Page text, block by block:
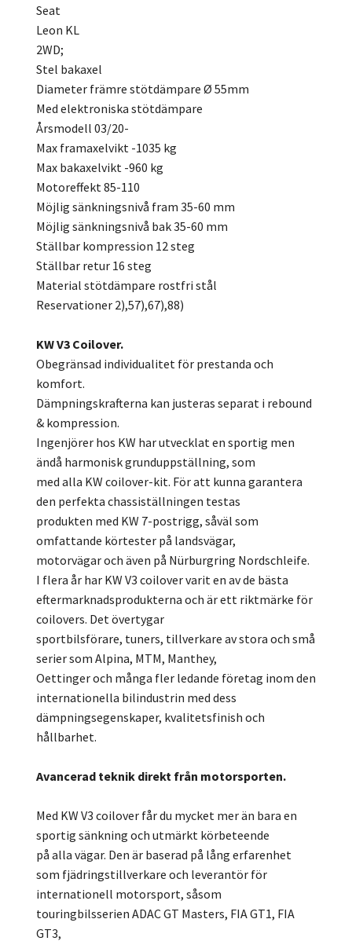
Seat
Leon KL
2WD;
Stel bakaxel
Diameter främre stötdämpare Ø 55mm
Med elektroniska stötdämpare
Årsmodell 03/20-
Max framaxelvikt -1035 kg
Max bakaxelvikt -960 kg
Motoreffekt 85-110
Möjlig sänkningsnivå fram 35-60 mm
Möjlig sänkningsnivå bak 35-60 mm
Ställbar kompression 12 steg
Ställbar retur 16 steg
Material stötdämpare rostfri stål
Reservationer 2),57),67),88)
KW V3 Coilover.
Obegränsad individualitet för prestanda och
komfort.
Dämpningskrafterna kan justeras separat i rebound
& kompression.
Ingenjörer hos KW har utvecklat en sportig men
ändå harmonisk grunduppställning, som
med alla KW coilover-kit. För att kunna garantera
den perfekta chassiställningen testas
produkten med KW 7-postrigg, såväl som
omfattande körtester på landsvägar,
motorvägar och även på Nürburgring Nordschleife.
I flera år har KW V3 coilover varit en av de bästa
eftermarknadsprodukterna och är ett riktmärke för
coilovers. Det övertygar
sportbilsförare, tuners, tillverkare av stora och små
serier som Alpina, MTM, Manthey,
Oettinger och många fler ledande företag inom den
internationella bilindustrin med dess
dämpningsegenskaper, kvalitetsfinish och
hållbarhet.
Avancerad teknik direkt från motorsporten.
Med KW V3 coilover får du mycket mer än bara en
sportig sänkning och utmärkt körbeteende
på alla vägar. Den är baserad på lång erfarenhet
som fjädringstillverkare och leverantör för
internationell motorsport, såsom
touringbilsserien ADAC GT Masters, FIA GT1, FIA
GT3,